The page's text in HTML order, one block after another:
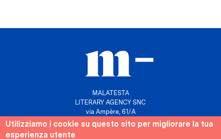
MALATESTA
LITERARY AGENCY SNC
via Ampère, 61/A
20131 Milano
Utilizziamo i cookie su questo sito per migliorare la tua
esperienza utente